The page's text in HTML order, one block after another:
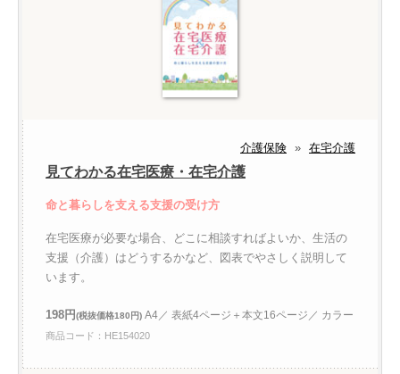
介護保険 » 在宅介護
見てわかる在宅医療・在宅介護
命と暮らしを支える支援の受け方
在宅医療が必要な場合、どこに相談すればよいか、生活の
支援（介護）はどうするかなど、図表でやさしく説明して
います。
198円(税抜価格180円) A4／ 表紙4ページ＋本文16ページ／ カラー
商品コード：HE154020